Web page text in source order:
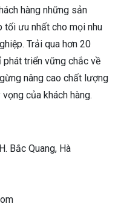
hàng những sản
tối ưu nhất cho mọi nhu
Trải qua hơn 20
phát triển vững chắc về
nâng cao chất lượng
của khách hàng.
Bắc Quang, Hà